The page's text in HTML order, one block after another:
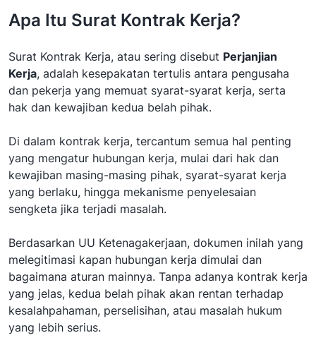
Apa Itu Surat Kontrak Kerja?
Surat Kontrak Kerja, atau sering disebut Perjanjian
Kerja, adalah kesepakatan tertulis antara pengusaha
dan pekerja yang memuat syarat-syarat kerja, serta
hak dan kewajiban kedua belah pihak.
Di dalam kontrak kerja, tercantum semua hal penting
yang mengatur hubungan kerja, mulai dari hak dan
kewajiban masing-masing pihak, syarat-syarat kerja
yang berlaku, hingga mekanisme penyelesaian
sengketa jika terjadi masalah.
Berdasarkan UU Ketenagakerjaan, dokumen inilah yang
melegitimasi kapan hubungan kerja dimulai dan
bagaimana aturan mainnya. Tanpa adanya kontrak kerja
yang jelas, kedua belah pihak akan rentan terhadap
kesalahpahaman, perselisihan, atau masalah hukum
yang lebih serius.